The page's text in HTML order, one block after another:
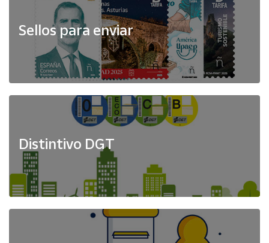
Sellos para enviar
Distintivo DGT